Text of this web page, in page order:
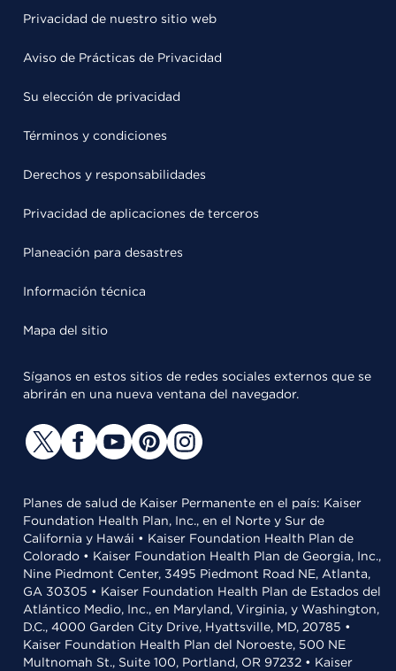
Privacidad de nuestro sitio web
Aviso de Prácticas de Privacidad
Su elección de privacidad
Términos y condiciones
Derechos y responsabilidades
Privacidad de aplicaciones de terceros
Planeación para desastres
Información técnica
Mapa del sitio
Síganos en estos sitios de redes sociales externos que se
abrirán en una nueva ventana del navegador.
Planes de salud de Kaiser Permanente en el país: Kaiser
Foundation Health Plan, Inc., en el Norte y Sur de
California y Hawái • Kaiser Foundation Health Plan de
Colorado • Kaiser Foundation Health Plan de Georgia, Inc.,
Nine Piedmont Center, 3495 Piedmont Road NE, Atlanta,
GA 30305 • Kaiser Foundation Health Plan de Estados del
Atlántico Medio, Inc., en Maryland, Virginia, y Washington,
D.C., 4000 Garden City Drive, Hyattsville, MD, 20785 •
Kaiser Foundation Health Plan del Noroeste, 500 NE
Multnomah St., Suite 100, Portland, OR 97232 • Kaiser